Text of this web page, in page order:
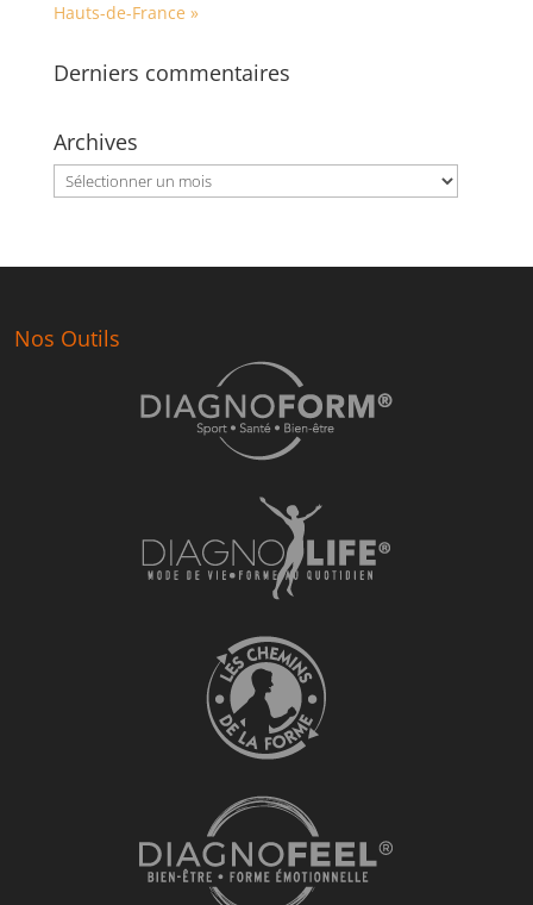
Hauts-de-France »
Derniers commentaires
Archives
Archives
Nos Outils